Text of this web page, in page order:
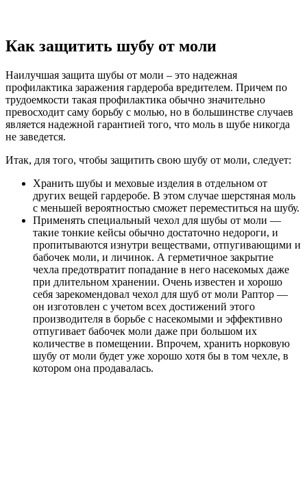
Как защитить шубу от моли
Наилучшая защита шубы от моли – это надежная
профилактика заражения гардероба вредителем. Причем по
трудоемкости такая профилактика обычно значительно
превосходит саму борьбу с молью, но в большинстве случаев
является надежной гарантией того, что моль в шубе никогда
не заведется.
Итак, для того, чтобы защитить свою шубу от моли, следует:
Хранить шубы и меховые изделия в отдельном от
других вещей гардеробе. В этом случае шерстяная моль
с меньшей вероятностью сможет переместиться на шубу.
Применять специальный чехол для шубы от моли —
такие тонкие кейсы обычно достаточно недороги, и
пропитываются изнутри веществами, отпугивающими и
бабочек моли, и личинок. А герметичное закрытие
чехла предотвратит попадание в него насекомых даже
при длительном хранении. Очень известен и хорошо
себя зарекомендовал чехол для шуб от моли Раптор —
он изготовлен с учетом всех достижений этого
производителя в борьбе с насекомыми и эффективно
отпугивает бабочек моли даже при большом их
количестве в помещении. Впрочем, хранить норковую
шубу от моли будет уже хорошо хотя бы в том чехле, в
котором она продавалась.